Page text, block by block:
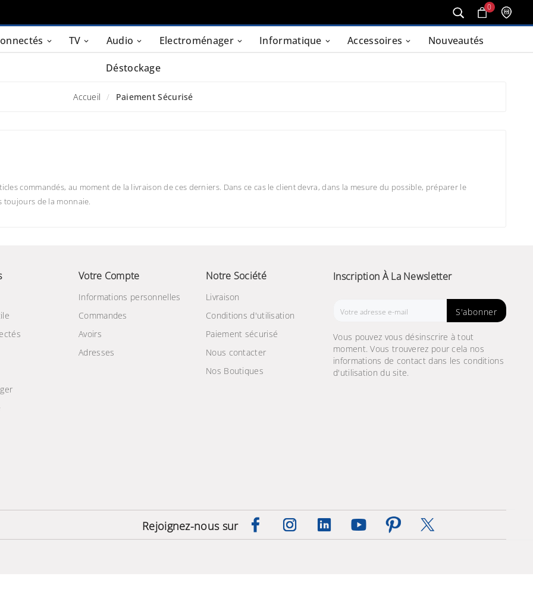
0
TV Audio Electroménager Informatique Accessoires Nouveautés
Déstockage
Accueil Paiement Sécurisé
commandés, au moment de la livraison de ces derniers. Dans ce cas le client devra, dans la mesure du possible, préparer le
toujours de la monnaie.
Votre Compte
Informations personnelles
Commandes
Avoirs
Adresses
Notre Société
Livraison
Conditions d'utilisation
Paiement sécurisé
Nous contacter
Nos Boutiques
Inscription À La Newsletter
S'abonner
Vous pouvez vous désinscrire à tout
moment. Vous trouverez pour cela nos
informations de contact dans les conditions
d'utilisation du site.
Rejoignez-nous sur